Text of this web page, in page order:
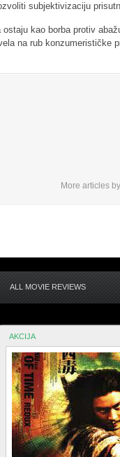
subjektivizaciju
kao borba protiv
na rub konzumerističke
More articles by
ALL MOVIE REVIEWS
AKCIJA